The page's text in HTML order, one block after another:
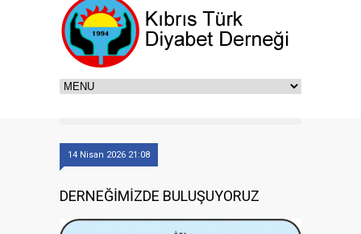
14 Nisan 2026 21:08
DERNEĞİMİZDE BULUŞUYORUZ